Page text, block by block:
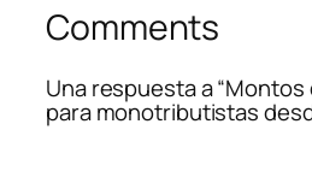
Comments
Una respuesta a
para monotributistas